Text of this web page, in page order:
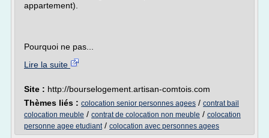
appartement).
Pourquoi ne pas...
Lire la suite
Site : http://bourselogement.artisan-comtois.com
Thèmes liés : colocation senior personnes agees / contrat bail
colocation meuble / contrat de colocation non meuble / colocation
personne agee etudiant/ colocation avec personnes agees